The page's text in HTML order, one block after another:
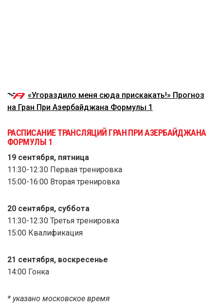
«Угораздило меня сюда прискакать!» Прогноз
на Гран При Азербайджана Формулы 1
РАСПИСАНИЕ ТРАНСЛЯЦИЙ ГРАН ПРИ АЗЕРБАЙДЖАНА
ФОРМУЛЫ 1
19 сентября, пятница
11:30-12:30 Первая тренировка
15:00-16:00 Вторая тренировка
20 сентября, суббота
11:30-12:30 Третья тренировка
15:00 Квалификация
21 сентября, воскресенье
14:00 Гонка
* указано московское время